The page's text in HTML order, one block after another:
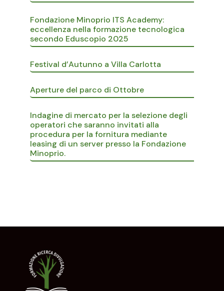
Fondazione Minoprio ITS Academy:
eccellenza nella formazione tecnologica
secondo Eduscopio 2025
Festival d’Autunno a Villa Carlotta
Aperture del parco di Ottobre
Indagine di mercato per la selezione degli
operatori che saranno invitati alla
procedura per la fornitura mediante
leasing di un server presso la Fondazione
Minoprio.